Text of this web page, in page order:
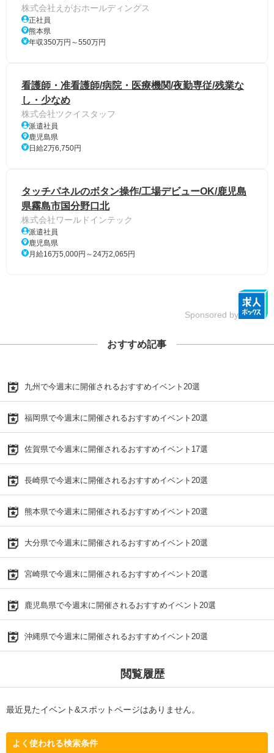
株式会社えがおホールディングス
正社員
熊本県
年収350万円～550万円
看護師・准看護師/病院・医療機関/夜勤専従/残業な
し・少なめ
株式会社ツクイスタッフ
派遣社員
鹿児島県
日給2万6,750円
タッチパネルのボタン操作/工場デビューOK/鹿児島
県霧島市国分野口北
株式会社ワールドインテック
派遣社員
鹿児島県
月給16万5,000円～24万2,065円
Sponsored by
おすすめ記事
九州で今週末に開催されるおすすめイベント20選
福岡県で今週末に開催されるおすすめイベント20選
佐賀県で今週末に開催されるおすすめイベント17選
長崎県で今週末に開催されるおすすめイベント20選
熊本県で今週末に開催されるおすすめイベント20選
大分県で今週末に開催されるおすすめイベント20選
宮崎県で今週末に開催されるおすすめイベント20選
鹿児島県で今週末に開催されるおすすめイベント20選
沖縄県で今週末に開催されるおすすめイベント20選
閲覧履歴
最近見たイベント&スポットページはありません。
よく使われる検索条件